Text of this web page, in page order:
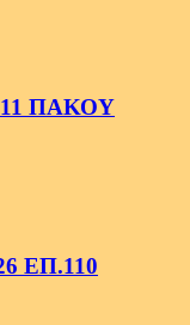
ΠΑΚΟΥ
ΕΠ.110